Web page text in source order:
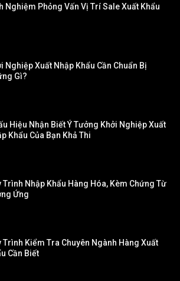
Nghiệm Phỏng Vấn Vị Trí Sale Xuất Khẩu
Nghiệp Xuất Nhập Khẩu Cần Chuẩn Bị
Gì?
Hiệu Nhận Biết Ý Tưởng Khởi Nghiệp Xuất
Khẩu Của Bạn Khả Thi
Trình Nhập Khẩu Hàng Hóa, Kèm Chứng Từ
Ứng
Trình Kiểm Tra Chuyên Ngành Hàng Xuất
Cần Biết